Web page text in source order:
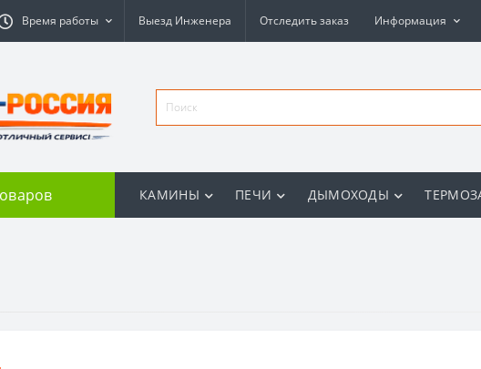
Время работы Выезд Инженера Отследить заказ Информация
КАМИНЫ ПЕЧИ ДЫМОХОДЫ